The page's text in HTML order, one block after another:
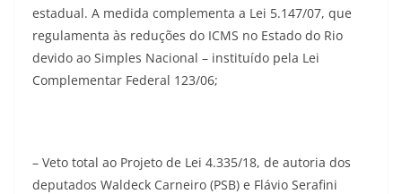
estadual. A medida complementa a Lei 5.147/07, que
regulamenta às reduções do ICMS no Estado do Rio
devido ao Simples Nacional – instituído pela Lei
Complementar Federal 123/06;
– Veto total ao Projeto de Lei 4.335/18, de autoria dos
deputados Waldeck Carneiro (PSB) e Flávio Serafini